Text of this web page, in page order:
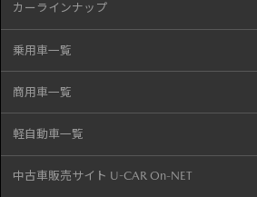
カーラインナップ
乗用車一覧
商用車一覧
軽自動車一覧
中古車販売サイト U-CAR On-NET